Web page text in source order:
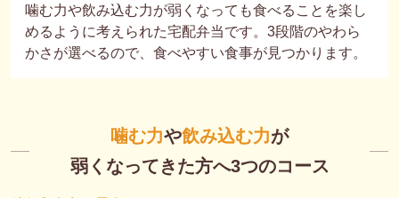
噛む力や飲み込む力が弱くなっても食べることを楽し
めるように考えられた宅配弁当です。3段階のやわら
かさが選べるので、食べやすい食事が見つかります。
噛む力や飲み込む力が
弱くなってきた方へ3つのコース